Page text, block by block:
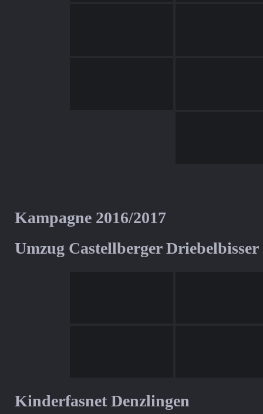
Kampagne 2016/2017
Umzug Castellberger
Kinderfasnet Denzlingen